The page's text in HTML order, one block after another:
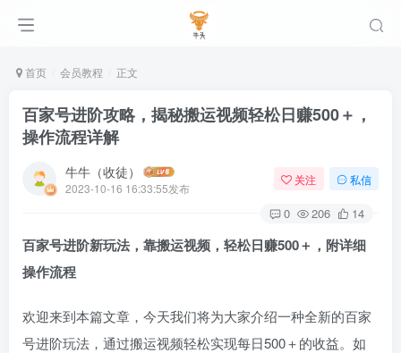
首页 会员教程 正文
百家号进阶攻略，揭秘搬运视频轻松日赚500＋，
操作流程详解
牛牛（收徒）
2023-10-16 16:33:55发布
关注 私信
0 206 14
百家号进阶新玩法，靠搬运视频，轻松日赚500＋，附详细
操作流程
欢迎来到本篇文章，今天我们将为大家介绍一种全新的百家
号进阶玩法，通过搬运视频轻松实现每日500＋的收益。如